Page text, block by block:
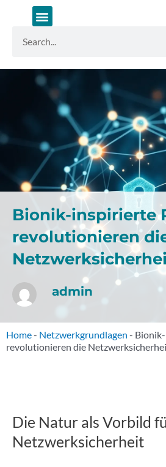
Suche
Bionik-inspirierte
revolutionieren
admin
Home- Netzwerkgrundlagen -
revolutionieren die
Die Natur als Vorbild
Netzwerksicherheit